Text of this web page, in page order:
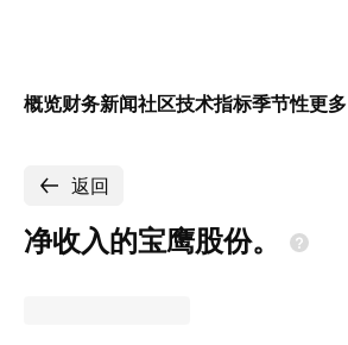
概览财务新闻社区技术指标季节性更多
返回
净收入的宝鹰股份。